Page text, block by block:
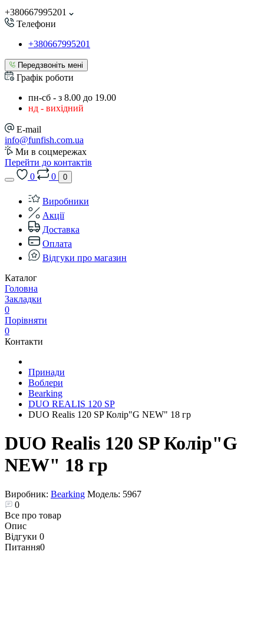
+380667995201
Телефони
+380667995201
Передзвоніть мені
Графік роботи
пн-сб - з 8.00 до 19.00
нд - вихідний
E-mail
info@funfish.com.ua
Ми в соцмережах
Перейти до контактів
0
0 0
Виробники
Акції
Доставка
Оплата
Відгуки про магазин
Каталог
Головна
Закладки
0
Порівняти
0
Контакти
Принади
Воблери
Bearking
DUO REALIS 120 SP
DUO Realis 120 SP Колір"G NEW" 18 гр
DUO Realis 120 SP Колір"G
NEW" 18 гр
Виробник: Bearking Модель: 5967
0
Все про товар
Опис
Відгуки 0
Питання0